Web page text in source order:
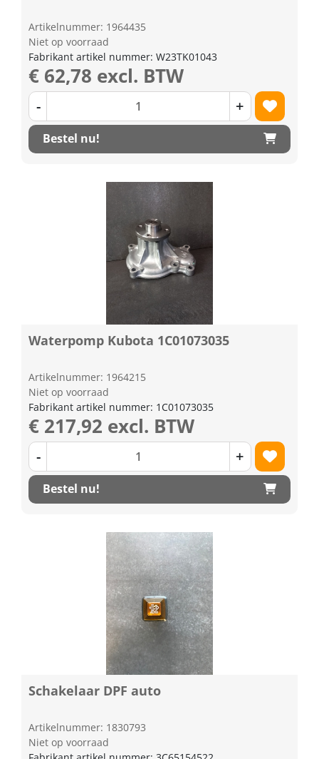
Artikelnummer: 1964435
Niet op voorraad
Fabrikant artikel nummer: W23TK01043
€ 62,78 excl. BTW
- +
Bestel nu!
Waterpomp Kubota 1C01073035
Artikelnummer: 1964215
Niet op voorraad
Fabrikant artikel nummer: 1C01073035
€ 217,92 excl. BTW
- +
Bestel nu!
Schakelaar DPF auto
Artikelnummer: 1830793
Niet op voorraad